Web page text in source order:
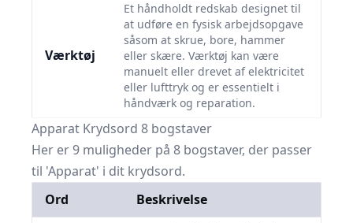
Værktøj
Et håndholdt redskab designet til
at udføre en fysisk arbejdsopgave
såsom at skrue, bore, hammer
eller skære. Værktøj kan være
manuelt eller drevet af elektricitet
eller lufttryk og er essentielt i
håndværk og reparation.
Apparat Krydsord 8 bogstaver
Her er 9 muligheder på 8 bogstaver, der passer
til 'Apparat' i dit krydsord.
Ord
Beskrivelse